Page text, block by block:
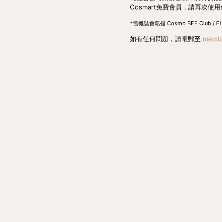
Cosmart免費會員，請再次使
*舊雜誌會籍指 Cosmo BFF Club /
如有任何問題，請電郵至